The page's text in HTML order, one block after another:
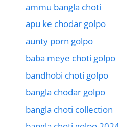
ammu bangla choti
apu ke chodar golpo
aunty porn golpo
baba meye choti golpo
bandhobi choti golpo
bangla chodar golpo
bangla choti collection